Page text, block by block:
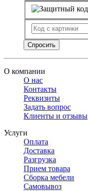
Спросить
О компании
О нас
Контакты
Реквизиты
Задать вопрос
Клиенты и отзывы
Услуги
Оплата
Доставка
Разгрузка
Прием товара
Сборка мебели
Самовывоз